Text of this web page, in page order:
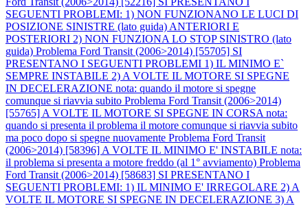
SEGUENTI PROBLEMI: 1) NON FUNZIONANO LE LUCI DI
POSIZIONE SINISTRE (lato guida) ANTERIORI E
POSTERIORI 2) NON FUNZIONA LO STOP SINISTRO (lato
guida) Problema Ford Transit (2006>2014) [55705] SI
PRESENTANO I SEGUENTI PROBLEMI 1) IL MINIMO E`
SEMPRE INSTABILE 2) A VOLTE IL MOTORE SI SPEGNE
IN DECELERAZIONE nota: quando il motore si spegne
comunque si riavvia subito Problema Ford Transit (2006>2014)
[55765] A VOLTE IL MOTORE SI SPEGNE IN CORSA nota:
quando si presenta il problema il motore comunque si riavvia subito
ma poco dopo si spegne nuovamente Problema Ford Transit
(2006>2014) [58396] A VOLTE IL MINIMO E' INSTABILE nota:
il problema si presenta a motore freddo (al 1° avviamento) Problema
Ford Transit (2006>2014) [58683] SI PRESENTANO I
SEGUENTI PROBLEMI: 1) IL MINIMO E' IRREGOLARE 2) A
VOLTE IL MOTORE SI SPEGNE IN DECELERAZIONE 3) A